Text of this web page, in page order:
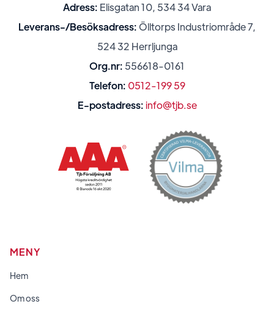
Adress: Elisgatan 10, 534 34 Vara
Leverans-/Besöksadress: Ölltorps Industriområde 7,
524 32 Herrljunga
Org.nr: 556618-0161
Telefon: 0512-199 59
E-postadress: info@tjb.se
MENY
Hem
Om oss